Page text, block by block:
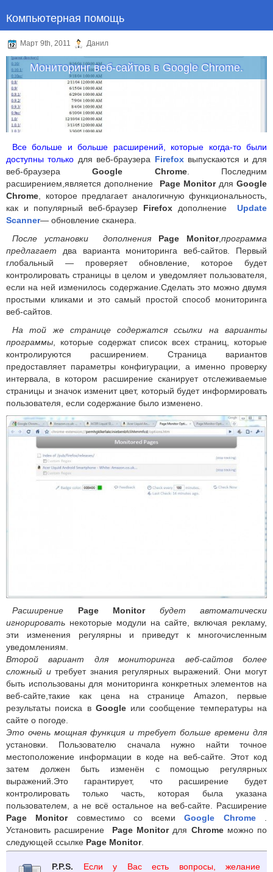
Компьютерная помощь
Март 9th, 2011 Данил
Мониторинг веб-сайтов в Google Chrome.
Все больше и больше расширений, которые когда-то были
доступны только для веб-браузера Firefoxвыпускаются и для
веб-браузераGoogle Chrome. Последним
расширением,является дополнение Page MonitorдляGoogle
Chrome , которое предлагает аналогичную функциональность,
как и популярный веб-браузер Firefoxдополнение
Update
Scanner— обновление сканера.
После установки дополнения Page Monitor,программа
предлагает два варианта мониторинга веб-сайтов. Первый
глобальный — проверяет обновление, которое будет
контролировать страницы в целом и уведомляет пользователя,
если на ней изменилось содержание.Сделать это можно двумя
простыми кликами и это самый простой способ мониторинга
веб-сайтов.
На той же странице содержатся ссылки на варианты
программы , которые содержат список всех страниц, которые
контролируются расширением. Страница вариантов
предоставляет параметры конфигурации, а именно проверку
интервала, в котором расширение сканирует отслеживаемые
страницы и значок изменит цвет, который будет информировать
пользователя, если содержание было изменено.
Расширение Page Monitor
будет автоматически
игнорировать некоторые модули на сайте, включая рекламу,
эти изменения регулярны и приведут к многочисленным
уведомлениям.
Второй вариант для мониторинга веб-сайтов более
сложный итребует знания регулярных выражений. Они могут
быть использованы для мониторинга конкретных элементов на
веб-сайте,такие как цена на странице Amazon, первые
результаты поиска в Googleили сообщение температуры на
сайте о погоде.
Это очень мощная функция и требует больше времени для
установки. Пользователю сначала нужно найти точное
местоположение информации в коде на веб-сайте. Этот код
затем должен быть изменён с помощью регулярных
выражений.Это гарантирует, что расширение будет
контролировать только часть, которая была указана
пользователем, а не всё остальное на веб-сайте. Расширение
Page Monitorсовместимо со всемиGoogle Chrome.
Установить расширение Page Monitorдля Chromeможно по
следующей ссылке Page Monitor.
P.P.S.
Если у Вас есть вопросы, желание